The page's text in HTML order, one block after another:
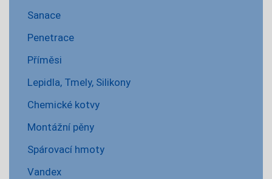
Sanace
Penetrace
Příměsi
Lepidla, Tmely, Silikony
Chemické kotvy
Montážní pěny
Spárovací hmoty
Vandex